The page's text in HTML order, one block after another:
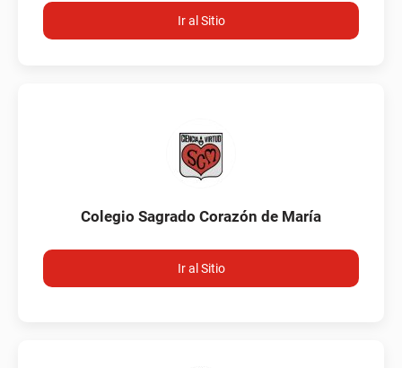
Ir al Sitio
Colegio Sagrado Corazón de María
Ir al Sitio